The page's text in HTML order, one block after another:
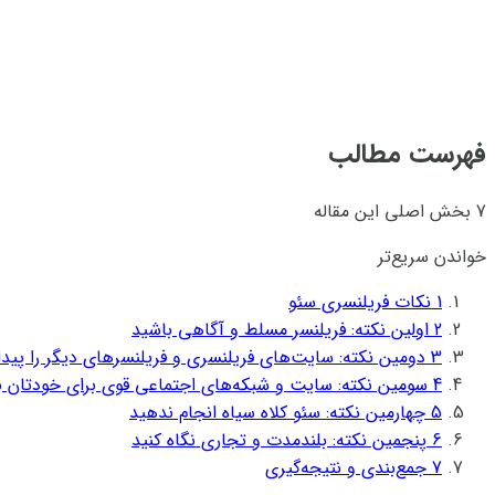
فهرست مطالب
7 بخش اصلی این مقاله
خواندن سریع‌تر
1 نکات فریلنسری سئو
2 اولین نکته: فریلنسر مسلط و آگاهی باشید
3 دومین نکته: سایت‌های فریلنسری و فریلنسرهای دیگر را
4 سومین نکته: سایت و شبکه‌های اجتماعی قوی برای خودتان
5 چهارمین نکته: سئو کلاه سیاه انجام ندهید
6 پنجمین نکته: بلندمدت و تجاری نگاه کنید
7 جمع‌بندی و نتیجه‌گیری